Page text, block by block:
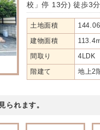
校」停 13分) 徒歩3
土地面積
建物面積
間取り 4LDK
階建て 地上2
られます。